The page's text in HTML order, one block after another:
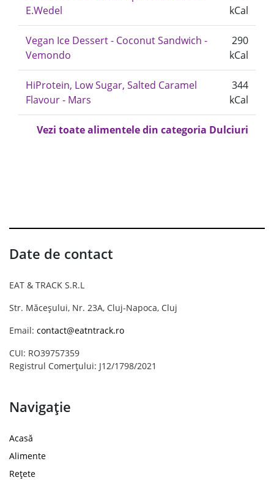
E.Wedel
kCal
Vegan Ice Dessert - Coconut Sandwich -
Vemondo
290
kCal
HiProtein, Low Sugar, Salted Caramel
Flavour - Mars
344
kCal
Vezi toate alimentele din categoria Dulciuri
Date de contact
EAT & TRACK S.R.L
Str. Măceșului, Nr. 23A, Cluj-Napoca, Cluj
Email: contact@eatntrack.ro
CUI: RO39757359
Registrul Comerțului: J12/1798/2021
Navigație
Acasă
Alimente
Rețete